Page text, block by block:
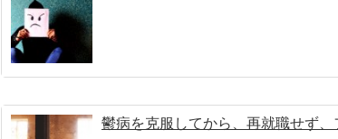
鬱病を克服してから、再就職せず